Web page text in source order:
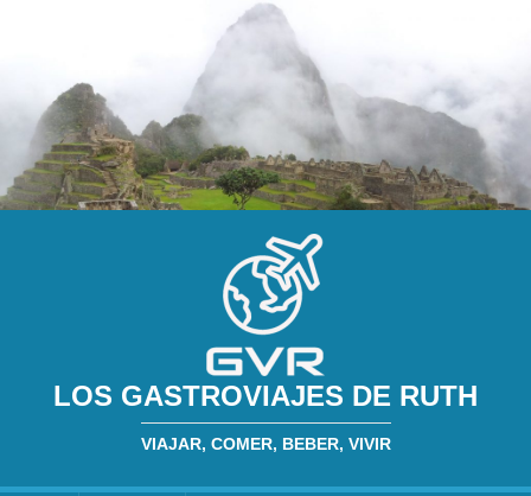
LOS GASTROVIAJES DE RUTH
VIAJAR, COMER, BEBER, VIVIR